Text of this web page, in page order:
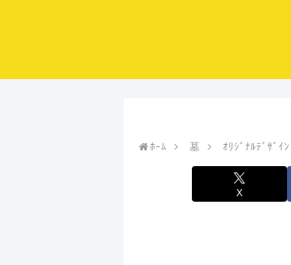
ﾎｰﾑ 墓 ｵﾘｼﾞﾅﾙﾃﾞｻﾞｲﾝ
X